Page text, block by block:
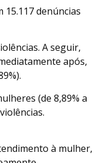
denúncias
A seguir,
após,
(de 8,89% a
à mulher,